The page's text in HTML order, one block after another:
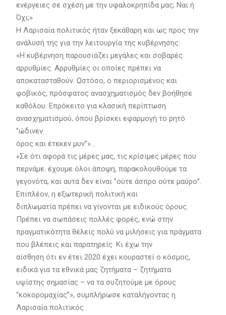
ενέργειες σε σχέση με την υφαλοκρηπίδα μας; Ναι ή
Όχι;»
Η Λαρισαία πολιτικός ήταν ξεκάθαρη και ως προς την
ανάλυσή της για την λειτουργία της κυβέρνησης:
«Η κυβέρνηση παρουσιάζει μεγάλες και σοβαρές
αρρυθμίες. Αρρυθμίες οι οποίες πρέπει να
αποκατασταθούν. Ωστόσο, ο περιορισμένος και
φοβικός, πρόσφατος ανασχηματισμός δεν βοήθησε
καθόλου. Επρόκειτο για κλασική περίπτωση
ανασχηματισμού, όπου βρίσκει εφαρμογή το ρητό
‘’ώδινεν
όρος και έτεκεν μυν’’»…
«Σε ότι αφορά τις μέρες μας, τις κρίσιμες μέρες που
περνάμε. έχουμε όλοι άποψη, παρακολουθούμε τα
γεγονότα, και αυτά δεν είναι ‘’ούτε άσπρο ούτε μαύρο’’.
Επιπλέον, η εξωτερική πολιτική και
διπλωματία πρέπει να γίνονται με ειδικούς όρους.
Πρέπει να σωπάσεις πολλές φορές, ενώ στην
πραγματικότητα θέλεις πολύ να μιλήσεις για πράγματα
που βλέπεις και παρατηρείς. Κι έχω την
αίσθηση ότι εν έτει 2020 έχει κουραστεί ο κόσμος,
ειδικά για τα εθνικά μας ζητήματα – ζητήματα
υψίστης σημασίας – να τα συζητούμε με όρους
‘’κοκορομαχίας’’», συμπλήρωσε καταλήγοντας η
Λαρισαία πολιτικός .